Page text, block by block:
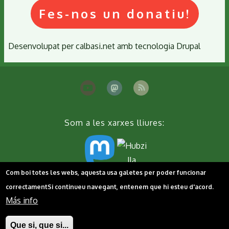
Fes-nos un donatiu!
Desenvolupat percalbasi.net amb tecnologia Drupal
Som a les xarxes lliures:
Peu Contacta'ns Cookies Política de privacitat
Com boi totes les webs, aquesta usa galetes per poder funcionar
correctamentSi continueu navegant, entenem que hi esteu d'acord.
Más info
Que si, que si...